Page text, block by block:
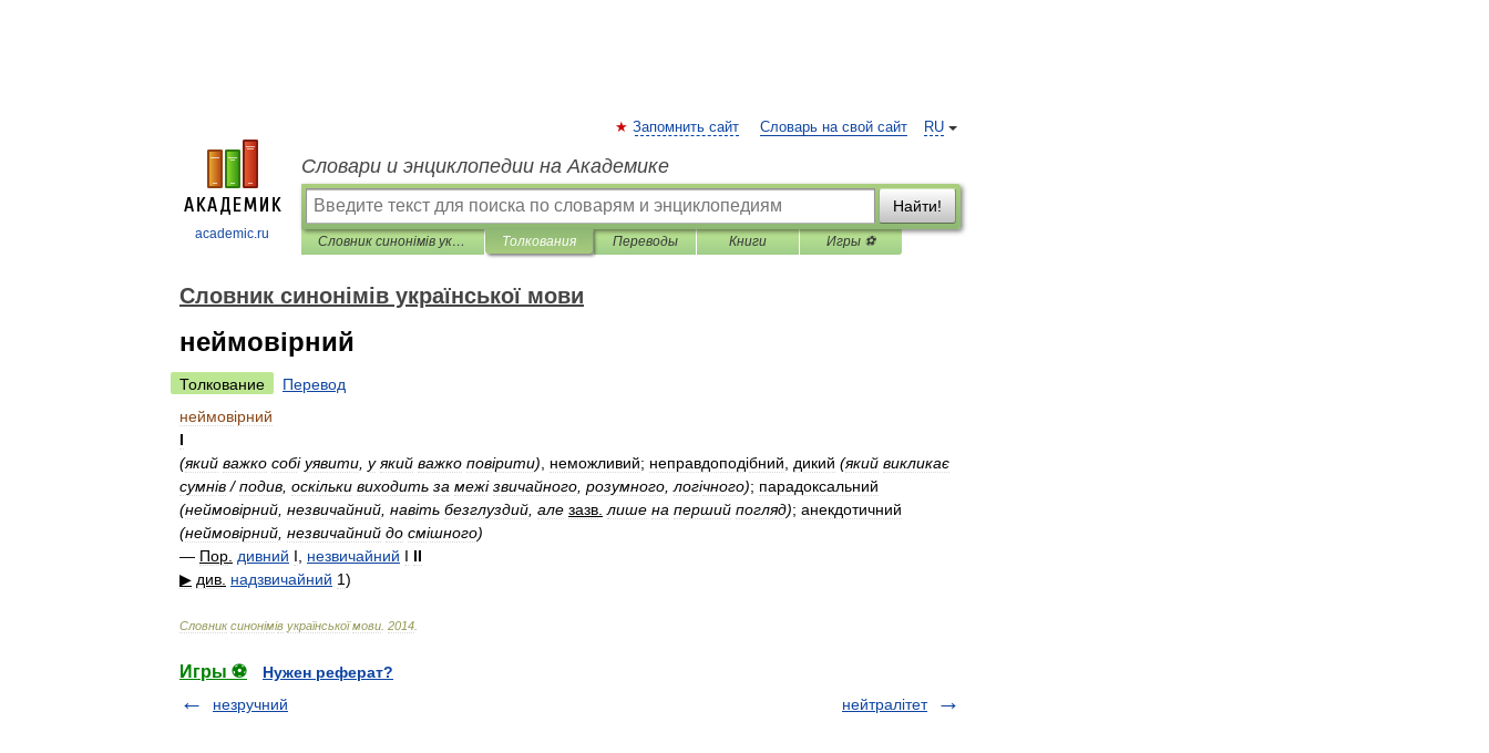
academic.ru
RU
Запомнить сайт Словарь на свой сайт
Словари и энциклопедии на Академике
Найти!
Словник синонімів української мови Толкования Переводы Книги Игры ⚽
Словник синонімів української мови
неймовірний
Толкование
Перевод
неймовірний
I
(який важко собіуявити у який важко повірити) неможливий; неправдоподібний дикий (який викликає
сумнів/подив оскільки виходить за межізвичайного розумного логічного); парадоксальний
(неймовірний незвичайний навіть безглуздий але зазв лише на перший погляд); анекдотичний
(неймовірний незвичайний до смішного)
— Пор дивний I незвичайний I II
▶ див надзвичайний 1)
Словник синонімів української мови 2014
Игры ⚽
Нужен реферат?
незручний
нейтралітет